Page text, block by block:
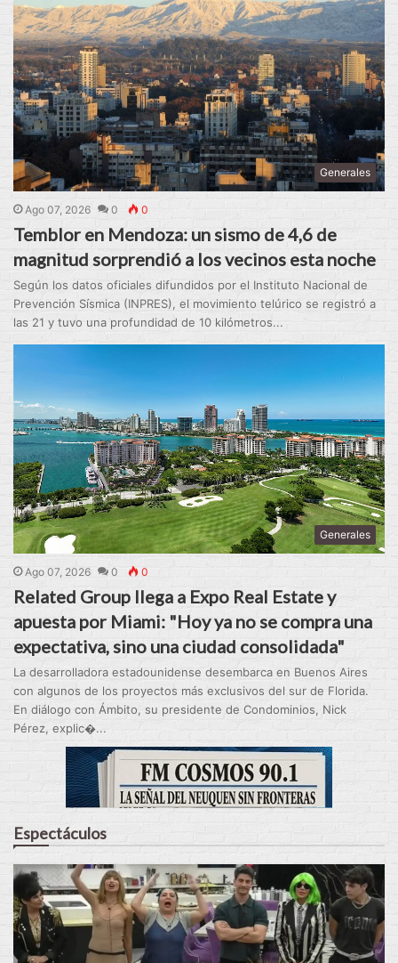
Generales
Ago 07, 2026 0 0
Temblor en Mendoza: un sismo de 4,6 de
magnitud sorprendió a los vecinos esta noche
Según los datos oficiales difundidos por el Instituto Nacional de
Prevención Sísmica (INPRES), el movimiento telúrico se registró a
las 21 y tuvo una profundidad de 10 kilómetros...
Generales
Ago 07, 2026 0 0
Related Group llega a Expo Real Estate y
apuesta por Miami: "Hoy ya no se compra una
expectativa, sino una ciudad consolidada"
La desarrolladora estadounidense desembarca en Buenos Aires
con algunos de los proyectos más exclusivos del sur de Florida.
En diálogo con Ámbito, su presidente de Condominios, Nick
Pérez, explic�...
Espectáculos